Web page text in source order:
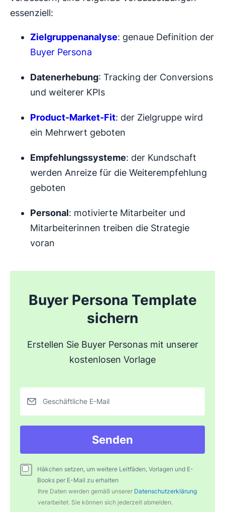
essenziell:
Zielgruppenanalyse: genaue Definition der
Buyer Persona
Datenerhebung: Tracking der Conversions
und weiterer KPIs
Product-Market-Fit: der Zielgruppe wird
ein Mehrwert geboten
Empfehlungssysteme: der Kundschaft
werden Anreize für die Weiterempfehlung
geboten
Personal: motivierte Mitarbeiter und
Mitarbeiterinnen treiben die Strategie
voran
Buyer Persona Template
sichern
Erstellen Sie Buyer Personas mit unserer
kostenlosen Vorlage
Geschäftliche E-Mail
Senden
Häkchen setzen, um weitere Leitfäden, Vorlagen und E-
Books per E-Mail zu erhalten
Ihre Daten werden gemäß unserer Datenschutzerklärung
verarbeitet. Sie können sich jederzeit abmelden.